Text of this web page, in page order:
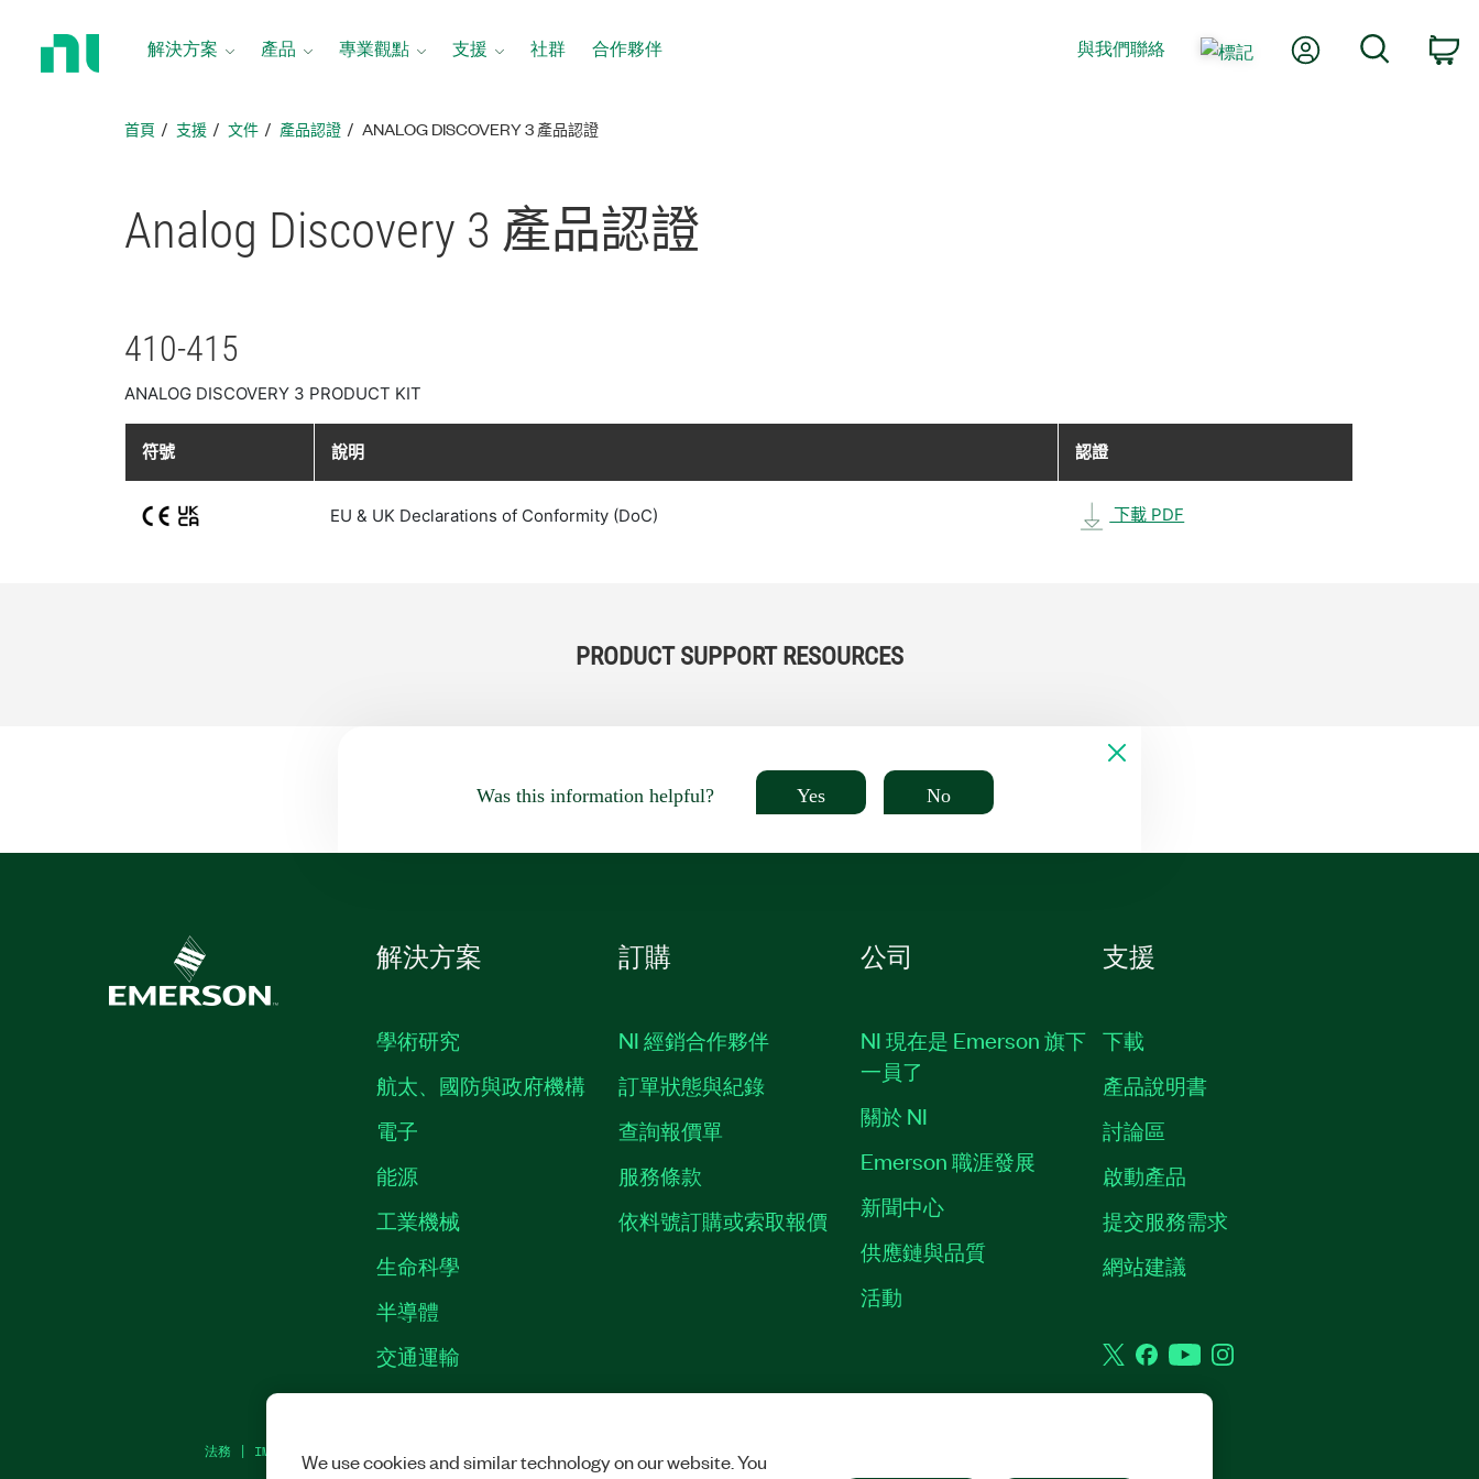
解決方案 產品 專業觀點 支援 社群 合作夥伴 與我們聯絡 我的帳號
首頁 支援 文件 產品認證 ANALOG DISCOVERY 3 產品認證
Analog Discovery 3 產品認證
410-415
ANALOG DISCOVERY 3 PRODUCT KIT
符號 說明 認證
EU & UK Declarations of Conformity (DoC) 下載 PDF
PRODUCT SUPPORT RESOURCES
Was this information helpful? Yes No
解決方案
學術研究
航太、國防與政府機構
電子
能源
工業機械
生命科學
半導體
交通運輸
訂購
NI 經銷合作夥伴
訂單狀態與紀錄
查詢報價單
服務條款
依料號訂購或索取報價
公司
NI 現在是 Emerson 旗下
一員了
關於 NI
Emerson 職涯發展
新聞中心
供應鏈與品質
活動
支援
下載
產品說明書
討論區
啟動產品
提交服務需求
網站建議
TwitterFacebook
YouTubeInstagram
法務 | IMPRINTWe use cookies and similar technology on our website. You